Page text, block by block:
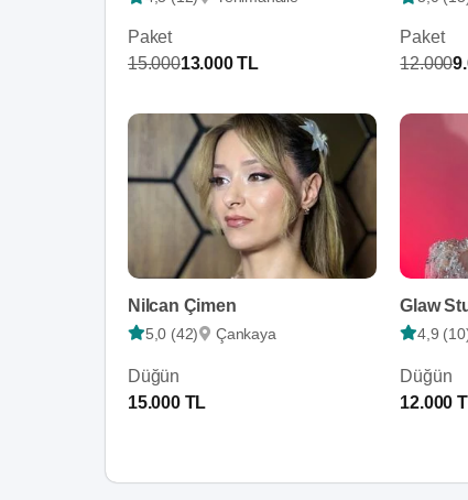
Paket
15.00013.000 TL
Paket
12.000
Nilcan Çimen
5,0 (42) Çankaya
Düğün
15.000 TL
Glaw
4,9
Düğün
12.000